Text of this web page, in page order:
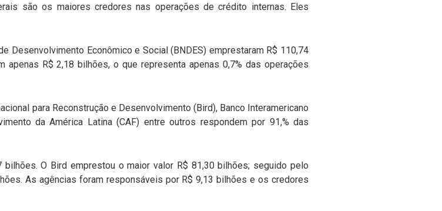
são os maiores credores nas operações de crédito internas. Eles
Desenvolvimento Econômico e Social (BNDES) emprestaram R$ 110,74
R$ 2,18 bilhões, o que representa apenas 0,7% das operações
para Reconstrução e Desenvolvimento (Bird), Banco Interamericano
da América Latina (CAF) entre outros respondem por 91,% das
O Bird emprestou o maior valor R$ 81,30 bilhões; seguido pelo
As agências foram responsáveis por R$ 9,13 bilhões e os credores